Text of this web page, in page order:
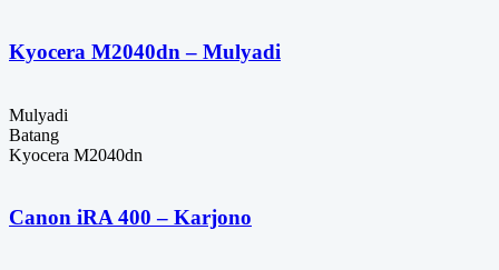
Kyocera M2040dn – Mulyadi
Mulyadi
Batang
Kyocera M2040dn
Canon iRA 400 – Karjono